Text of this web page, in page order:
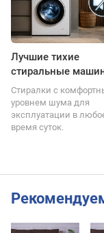
Лучшие тихие
стиральные
Стиралки с
уровнем шума для
эксплуатации в
время суток.